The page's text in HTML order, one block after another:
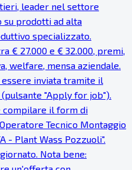
leader nel settore
su prodotti ad alta
specializzato.
€ 27.000 e € 32.000, premi,
welfare, mensa aziendale.
essere inviata tramite il
"Apply for job").
compilare il form di
Tecnico Montaggio
- Plant Wass Pozzuoli".
Nota bene: